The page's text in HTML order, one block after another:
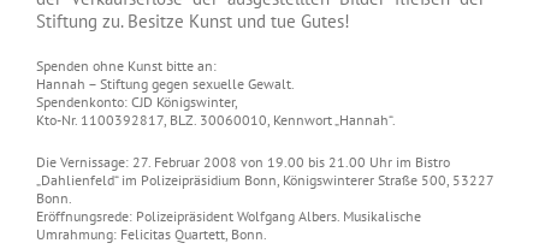
Stiftung zu. Besitze Kunst und tue Gutes!
Spenden ohne Kunst bitte an:
Hannah – Stiftung gegen sexuelle Gewalt.
Spendenkonto: CJD Königswinter,
Kto-Nr. 1100392817, BLZ. 30060010, Kennwort „Hannah“.
Die Vernissage: 27. Februar 2008 von 19.00 bis 21.00 Uhr im Bistro
„Dahlienfeld“ im Polizeipräsidium Bonn, Königswinterer Straße 500, 53227
Bonn.
Eröffnungsrede: Polizeipräsident Wolfgang Albers. Musikalische
Umrahmung: Felicitas Quartett, Bonn.